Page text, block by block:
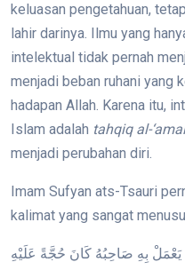
keluasan pengetahuan,
lahir darinya. Ilmu yang
intelektual tidak pernah
menjadi beban ruhani yang
hadapan Allah. Karena itu,
Islam adalah tahqiq al-‘amal
menjadi perubahan diri.
Imam Sufyan ats-Tsauri
kalimat yang sangat
يَعْمَلْ بِهِ صَاحِبُهُ كَانَ حُجَّةً عَلَيْهِ